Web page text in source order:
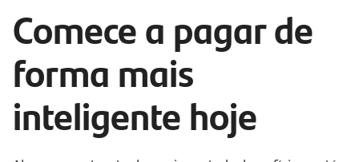
Comece a pagar de
forma mais
inteligente hoje